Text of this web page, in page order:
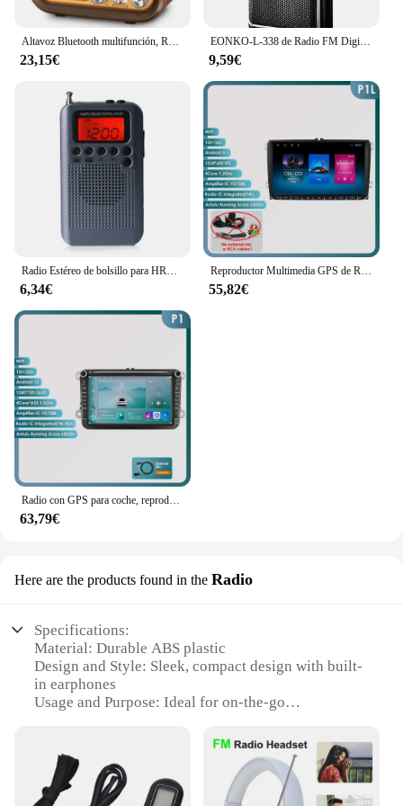
Altavoz Bluetooth multifunción, Radio Retro FM AM SW, Radios portátiles, paneles solares, Radio de onda corta recargable, Subwoofer de Audio
23,15€
EONKO-L-338 de Radio FM Digital, Supergraves, con grabadora TF USB, batería recargable
9,59€
Radio Estéreo de bolsillo para HRD-104, Antena Digital, sintonización, pantalla LCD, Radio FM AM, bolsillo con altavoz de conductor recargable
6,34€
Reproductor Multimedia GPS de Radio para coche 4G Android 12 2 Din para VW/Volkswagen/Golf/Passat/b7/b6/Skoda/Seat/Octavia/Polo/Tiguan Autoradio
55,82€
63,79€
Here are the products found in the Radio
Specifications:
Material: Durable ABS plastic
Design and Style: Sleek, compact design with built-
in earphones
Usage and Purpose: Ideal for on-the-go
Performance and Property: FM radio with MP3
playback capabilities
Parts and Accessories: Includes a set of earphones
for personalized listening